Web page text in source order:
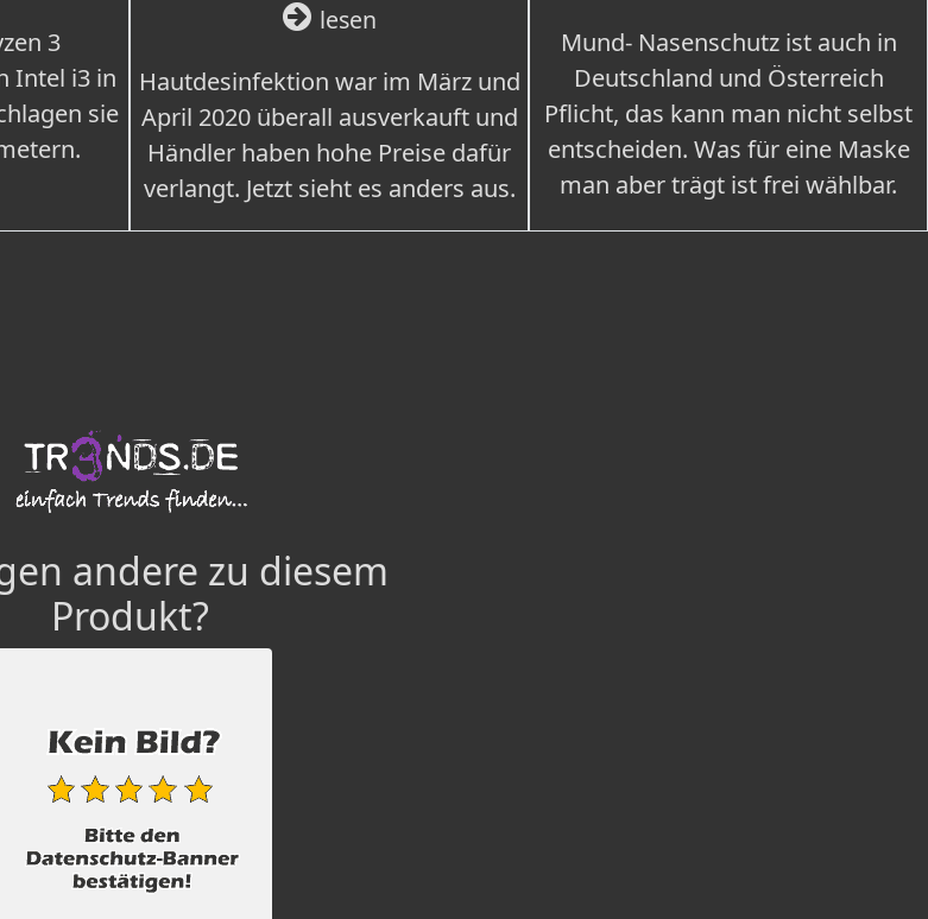
3
Intel i3 in
sie
lesen
Hautdesinfektion war im März und
April 2020 überall ausverkauft und
Händler haben hohe Preise dafür
verlangt. Jetzt sieht es anders aus.
Mund- Nasenschutz ist auch in
Deutschland und Österreich
Pflicht, das kann man nicht selbst
entscheiden. Was für eine Maske
man aber trägt ist frei wählbar.
andere zu diesem
Produkt?